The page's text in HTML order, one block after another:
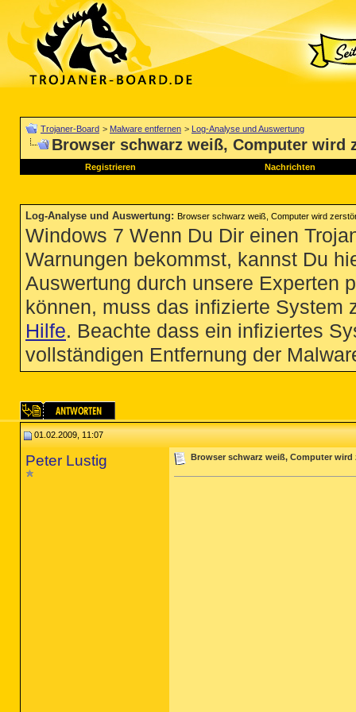
Trojaner-Board > Malware entfernen > Log-Analyse und Auswertung
Browser schwarz weiß, Computer wird
Registrieren Nachrichten
Log-Analyse und Auswertung: Browser schwarz weiß, Computer wird
Windows 7 Wenn Du Dir einen
Warnungen bekommst, kannst Du
Auswertung durch unsere Experten
können, muss das infizierte System
Hilfe. Beachte dass ein infiziertes
vollständigen Entfernung der
01.02.2009, 11:07
Peter Lustig Browser schwarz weiß, Computer wird